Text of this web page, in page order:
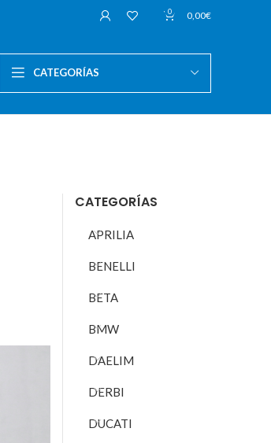
0 0,00€
CATEGORÍAS
CATEGORÍAS
APRILIA
BENELLI
BETA
BMW
DAELIM
DERBI
DUCATI